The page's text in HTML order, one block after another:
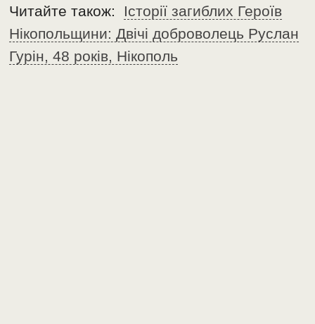
Читайте також: Історії загиблих Героїв
Нікопольщини: Двічі доброволець Руслан
Гурін, 48 років, Нікополь